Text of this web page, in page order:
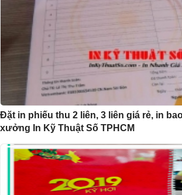
Đặt in phiếu thu 2 liên, 3 liên giá rẻ, in
xưởng In Kỹ Thuật Số TPHCM